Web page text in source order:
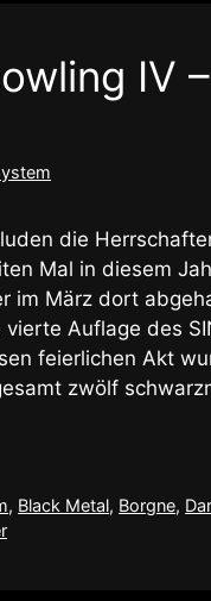
IV
die
Mal in diesem
im März dort
Auflage des
feierlichen Akt
zwölf
, Black Metal, Borgne,